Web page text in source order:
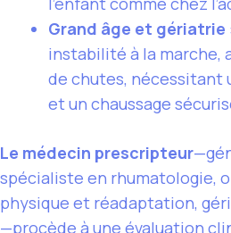
Grand âge et gériatrie
instabilité à la
de chutes, nécessitant
et un chaussage
Le médecin prescripteur
spécialiste en rhumatologie,
physique et réadaptation,
—procède à une évaluation